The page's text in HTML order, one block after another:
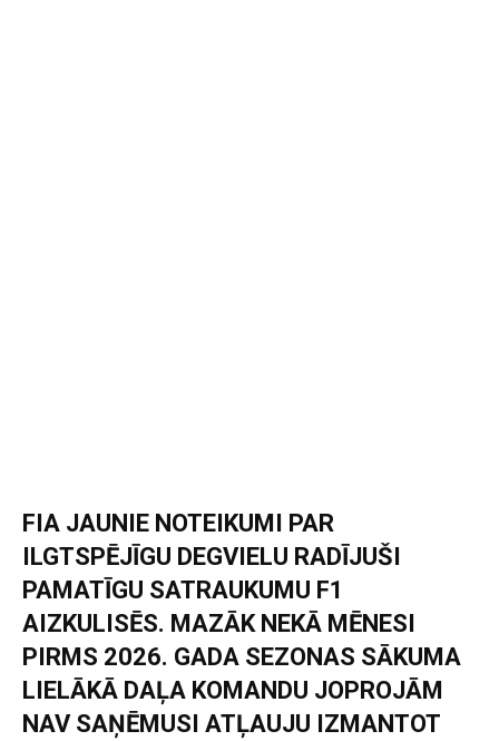
FIA JAUNIE NOTEIKUMI PAR
ILGTSPĒJĪGU DEGVIELU RADĪJUŠI
PAMATĪGU SATRAUKUMU F1
AIZKULISĒS. MAZĀK NEKĀ MĒNESI
PIRMS 2026. GADA SEZONAS SĀKUMA
LIELĀKĀ DAĻA KOMANDU JOPROJĀM
NAV SAŅĒMUSI ATĻAUJU IZMANTOT